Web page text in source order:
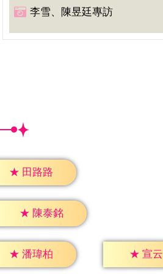
李雪、陳昱廷專訪
★ 田路路
★ 陳泰銘
★ 潘瑋柏 ★ 宣云